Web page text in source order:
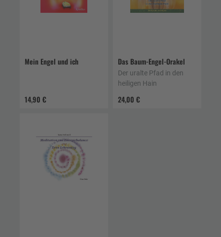
Mein Engel und ich
14,90 €
Das Baum-Engel-Orakel
24,00 €
Der uralte Pfad in den
heiligen Hain